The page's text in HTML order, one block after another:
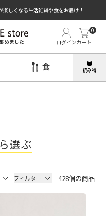
しくなる生活雑貨や食をお届け！
めました ログインカート
0
食 読み物
選ぶ
フィルター 428個の商品